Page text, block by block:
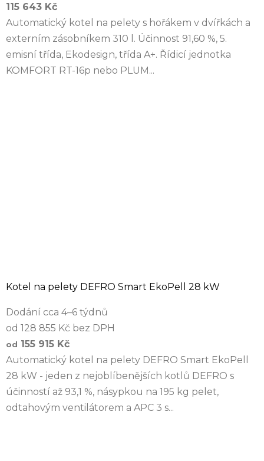
115 643 Kč
Automatický kotel na pelety s hořákem v dvířkách a
externím zásobníkem 310 l. Účinnost 91,60 %, 5.
emisní třída, Ekodesign, třída A+. Řídicí jednotka
KOMFORT RT-16p nebo PLUM...
Kotel na pelety DEFRO Smart EkoPell 28 kW
Dodání cca 4–6 týdnů
od 128 855 Kč bez DPH
od 155 915 Kč
Automatický kotel na pelety DEFRO Smart EkoPell
28 kW - jeden z nejoblíbenějších kotlů DEFRO s
účinností až 93,1 %, násypkou na 195 kg pelet,
odtahovým ventilátorem a APC 3 s...